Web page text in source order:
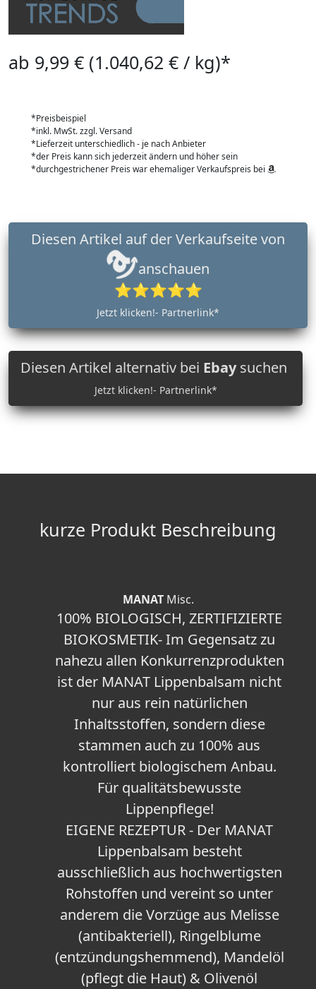
ab 9,99 € (1.040,62 € / kg)*
*Preisbeispiel
*inkl. MwSt. zzgl. Versand
*Lieferzeit unterschiedlich - je nach Anbieter
*der Preis kann sich jederzeit ändern und höher sein
*durchgestrichener Preis war ehemaliger Verkaufspreis bei
anschauen
⭐⭐⭐⭐⭐
Jetzt klicken!- Partnerlink*
Diesen Artikel alternativ bei Ebaysuchen
Jetzt klicken!- Partnerlink*
kurze Produkt Beschreibung
MANATMisc.
100% BIOLOGISCH, ZERTIFIZIERTE
BIOKOSMETIK- Im Gegensatz zu
nahezu allen Konkurrenzprodukten
ist der MANAT Lippenbalsam nicht
nur aus rein natürlichen
Inhaltsstoffen, sondern diese
stammen auch zu 100% aus
kontrolliert biologischem Anbau.
Für qualitätsbewusste
Lippenpflege!
EIGENE REZEPTUR - Der MANAT
Lippenbalsam besteht
ausschließlich aus hochwertigsten
Rohstoffen und vereint so unter
anderem die Vorzüge aus Melisse
(antibakteriell), Ringelblume
(entzündungshemmend), Mandelöl
(pflegt die Haut) & Olivenöl